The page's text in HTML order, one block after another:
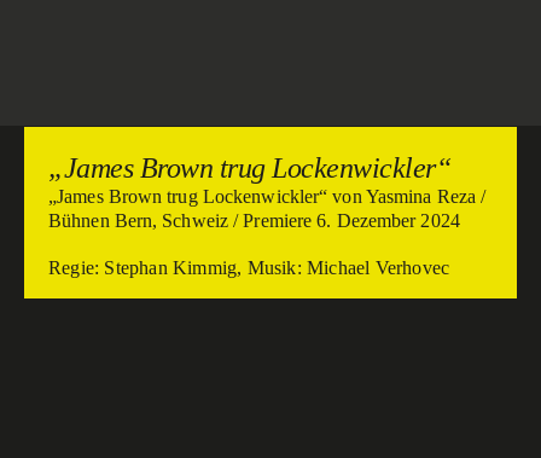
„James Brown trug Lockenwickler“
„James Brown trug Lockenwickler“ von Yasmina Reza /
Bühnen Bern, Schweiz / Premiere 6. Dezember 2024
Regie: Stephan Kimmig, Musik: Michael Verhovec